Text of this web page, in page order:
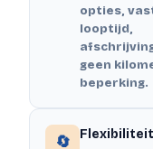
opties,
looptijd,
geen
beperking.
🔄